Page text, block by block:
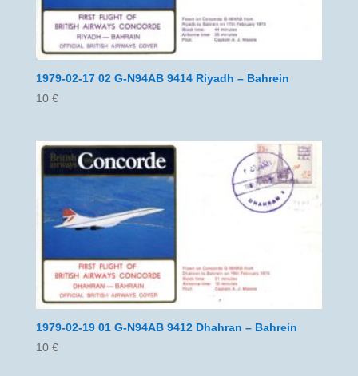
1979-02-17 02 G-N94AB 9414 Riyadh – Bahrein
10 €
1979-02-19 01 G-N94AB 9412 Dhahran – Bahrein
10 €